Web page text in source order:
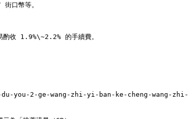
口幣等。
酌收 1.9%\~2.2% 的手續費。
you-2-ge-wang-zhi-yi-ban-ke-cheng-wang-